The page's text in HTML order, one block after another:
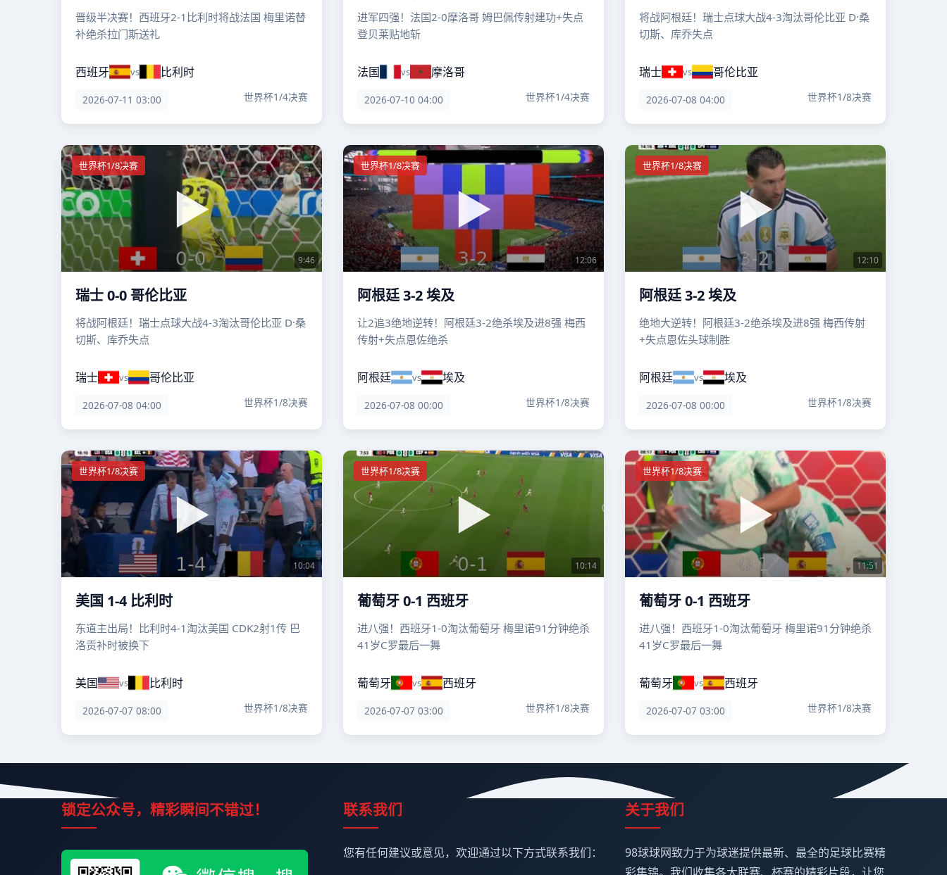
晋级半决赛！西班牙2-1比利时将战法国 梅里诺替
补绝杀拉门斯送礼
西班牙 vs 比利时
2026-07-11 03:00 世界杯1/4决赛
进军四强！法国2-0摩洛哥 姆巴佩传射建功+失点
登贝莱贴地斩
法国 vs 摩洛哥
2026-07-10 04:00 世界杯1/4决赛
将战阿根廷！瑞士点球大战4-3淘汰哥伦比亚 D·桑
切斯、库乔失点
瑞士 vs 哥伦比亚
2026-07-08 04:00 世界杯1/8决赛
世界杯1/8决赛
9:46
瑞士 0-0 哥伦比亚
将战阿根廷！瑞士点球大战4-3淘汰哥伦比亚 D·桑
切斯、库乔失点
瑞士 vs 哥伦比亚
2026-07-08 04:00 世界杯1/8决赛
世界杯1/8决赛
12:06
阿根廷 3-2 埃及
让2追3绝地逆转！阿根廷3-2绝杀埃及进8强 梅西
传射+失点恩佐绝杀
阿根廷 vs 埃及
2026-07-08 00:00 世界杯1/8决赛
世界杯1/8决赛
12:10
阿根廷 3-2 埃及
绝地大逆转！阿根廷3-2绝杀埃及进8强 梅西传射
+失点恩佐头球制胜
阿根廷 vs 埃及
2026-07-08 00:00 世界杯1/8决赛
世界杯1/8决赛
10:04
美国 1-4 比利时
东道主出局！比利时4-1淘汰美国 CDK2射1传 巴
洛贡补时被换下
美国 vs 比利时
2026-07-07 08:00 世界杯1/8决赛
世界杯1/8决赛
10:14
葡萄牙 0-1 西班牙
进八强！西班牙1-0淘汰葡萄牙 梅里诺91分钟绝杀
41岁C罗最后一舞
葡萄牙 vs 西班牙
2026-07-07 03:00 世界杯1/8决赛
世界杯1/8决赛
11:51
葡萄牙 0-1 西班牙
进八强！西班牙1-0淘汰葡萄牙 梅里诺91分钟绝杀
41岁C罗最后一舞
葡萄牙 vs 西班牙
2026-07-07 03:00 世界杯1/8决赛
锁定公众号，精彩瞬间不错过！ 联系我们
您有任何建议或意见，欢迎通过以下方式联系我们：
关于我们
98球球网致力于为球迷提供最新、最全的足球比赛精